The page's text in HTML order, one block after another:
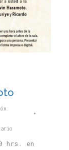
hrs. en